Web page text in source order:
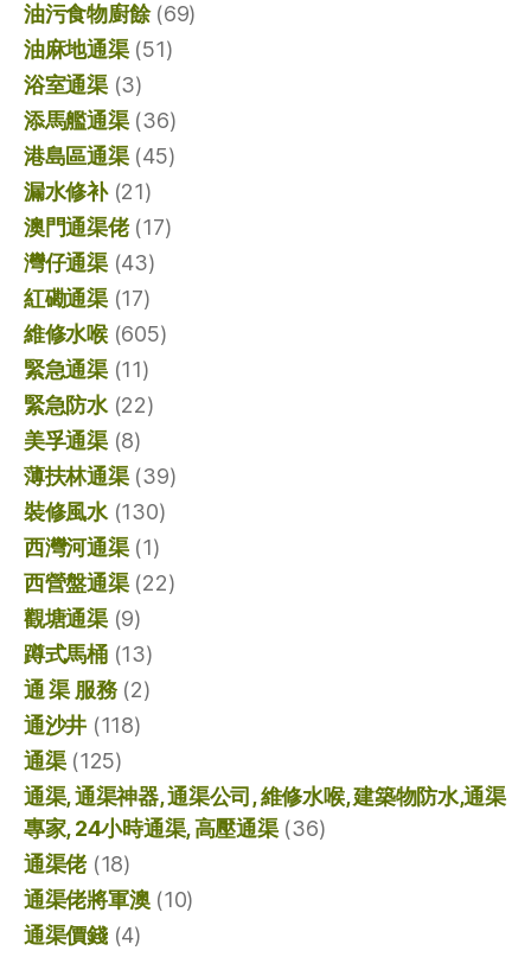
油污食物廚餘(69)
油麻地通渠(51)
浴室通渠(3)
添馬艦通渠(36)
港島區通渠(45)
漏水修补(21)
澳門通渠佬(17)
灣仔通渠(43)
紅磡通渠(17)
維修水喉(605)
緊急通渠(11)
緊急防水(22)
美孚通渠(8)
薄扶林通渠(39)
裝修風水(130)
西灣河通渠(1)
西營盤通渠(22)
觀塘通渠(9)
蹲式馬桶(13)
通 渠 服務(2)
通沙井 (118)
通渠(125)
通渠, 通渠神器, 通渠公司, 維修水喉, 建築物防水,通渠
專家, 24小時通渠, 高壓通渠(36)
通渠佬(18)
通渠佬將軍澳(10)
通渠價錢(4)